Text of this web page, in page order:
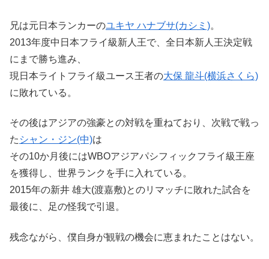
兄は元日本ランカーのユキヤ ハナブサ(カシミ)。
2013年度中日本フライ級新人王で、全日本新人王決定戦
にまで勝ち進み、
現日本ライトフライ級ユース王者の大保 龍斗(横浜さくら)
に敗れている。
その後はアジアの強豪との対戦を重ねており、次戦で戦っ
た シャン・ジン(中)は
その10か月後にはWBOアジアパシフィックフライ級王座
を獲得し、世界ランクを手に入れている。
2015年の新井 雄大(渡嘉敷)とのリマッチに敗れた試合を
最後に、足の怪我で引退。
残念ながら、僕自身が観戦の機会に恵まれたことはない。